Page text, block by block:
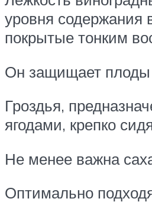
уровня содержания
покрытые тонким
Он защищает плоды
Гроздья,
ягодами, крепко
Не менее важна
Оптимально